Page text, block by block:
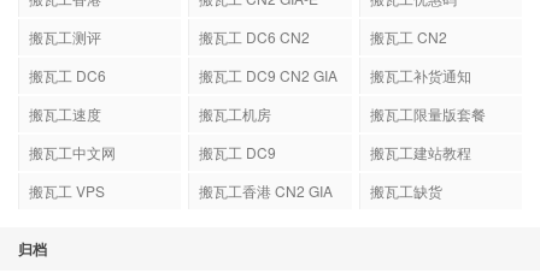
搬瓦工测评
搬瓦工 DC6 CN2
搬瓦工 CN2
搬瓦工 DC6
搬瓦工 DC9 CN2 GIA
搬瓦工补货通知
搬瓦工速度
搬瓦工机房
搬瓦工限量版套餐
搬瓦工中文网
搬瓦工 DC9
搬瓦工建站教程
搬瓦工 VPS
搬瓦工香港 CN2 GIA 搬瓦工缺货
归档